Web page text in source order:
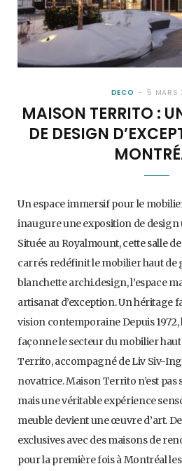
DECO 5 MARS
MAISON TERRITO :
DE DESIGN
Un espace immersif pour le
inaugure une exposition de design
Située au Royalmount, cette salle
carrés redéfinit le mobilier haut de
blanchette archi.design, l’espace
artisanat d’exception. Un héritage
vision contemporaine Depuis
façonne le secteur du mobilier
Territo, accompagné de Liv Siv-
novatrice. Maison Territo n’est
mais une véritable expérience
meuble devient une œuvre d’art.
exclusives avec des maisons de
pour la première fois à Montréal